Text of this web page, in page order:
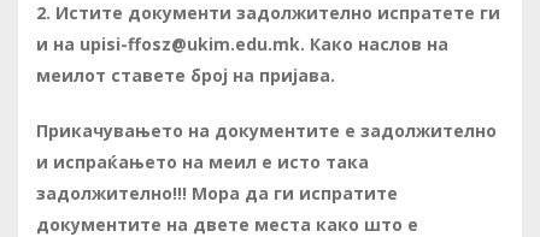
2. Истите документи задолжително испратете ги
и на upisi-ffosz@ukim.edu.mk. Како наслов на
меилот ставете број на пријава.
Прикачувањето на документите е задолжително
и испраќањето на меил е исто така
задолжително!!! Мора да ги испратите
документите на двете места како што е